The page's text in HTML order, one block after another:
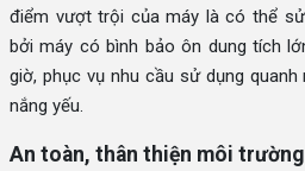
điểm vượt trội của máy là có thể
bởi máy có bình bảo ôn dung tích
giờ, phục vụ nhu cầu sử dụng
nắng yếu.
An toàn, thân thiện môi trường